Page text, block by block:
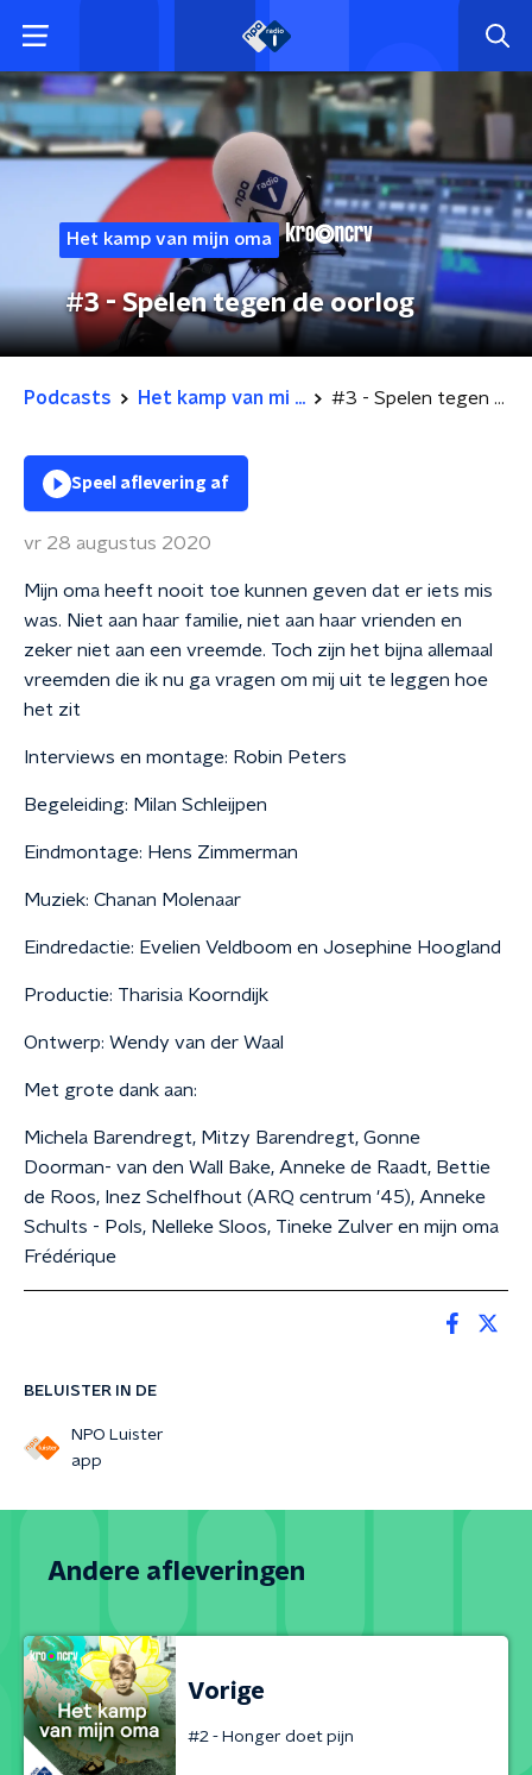
Het kamp van mijn oma
#3 - Spelen tegen de oorlog
Podcasts Het kamp van mi ... #3 - Spelen tegen de oorlog
BELUISTER IN DE
NPO Luister
app
Speel aflevering af
vr 28 augustus 2020
Mijn oma heeft nooit toe kunnen geven dat er iets mis
was. Niet aan haar familie, niet aan haar vrienden en
zeker niet aan een vreemde. Toch zijn het bijna allemaal
vreemden die ik nu ga vragen om mij uit te leggen hoe
het zit
Interviews en montage: Robin Peters
Begeleiding: Milan Schleijpen
Eindmontage: Hens Zimmerman
Muziek: Chanan Molenaar
Eindredactie: Evelien Veldboom en Josephine Hoogland
Productie: Tharisia Koorndijk
Ontwerp: Wendy van der Waal
Met grote dank aan:
Michela Barendregt, Mitzy Barendregt, Gonne
Doorman- van den Wall Bake, Anneke de Raadt, Bettie
de Roos, Inez Schelfhout (ARQ centrum '45), Anneke
Schults - Pols, Nelleke Sloos, Tineke Zulver en mijn oma
Frédérique
Andere afleveringen
Vorige
#2 - Honger doet pijn